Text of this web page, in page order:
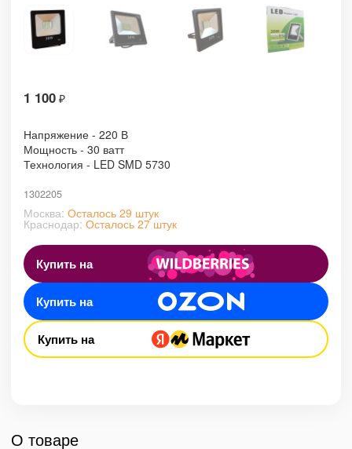
1 100 ₽
Напряжение - 220 В
Мощность - 30 ватт
Технология - LED SMD 5730
1302205
Москва: Осталось 29 штук
Краснодар: Осталось 27 штук
Купить на
Купить на
Купить на
О товаре